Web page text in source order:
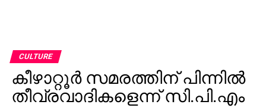
CULTURE
കീഴാറ്റൂര്‍ സമരത്തിന് പിന്നില്‍
തീവ്രവാദികളെന്ന് സി.പി.എം